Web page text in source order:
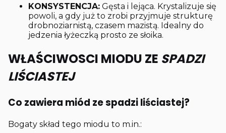
KONSYSTENCJA: Gęsta i lejąca. Krystalizuje się
powoli, a gdy już to zrobi przyjmuje strukturę
drobnoziarnistą, czasem mazistą. Idealny do
jedzenia łyżeczką prosto ze słoika.
WŁAŚCIWOSCI MIODU ZE SPADZI
LIŚCIASTEJ
Co zawiera miód ze spadzi liściastej?
Bogaty skład tego miodu to m.in.: